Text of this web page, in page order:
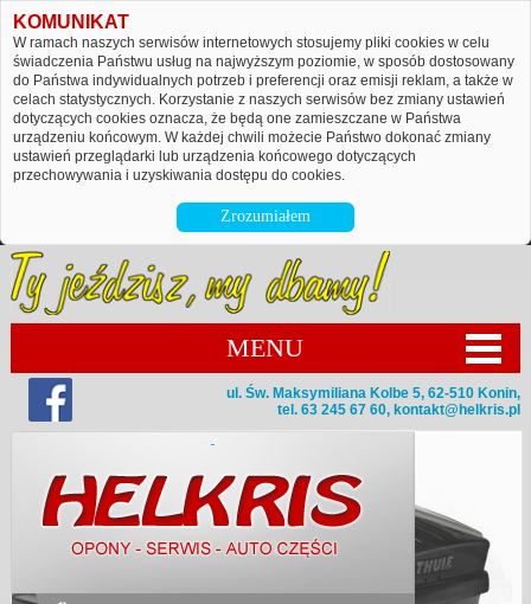
KOMUNIKAT
W ramach naszych serwisów internetowych stosujemy pliki cookies w celu
świadczenia Państwu usług na najwyższym poziomie, w sposób dostosowany
do Państwa indywidualnych potrzeb i preferencji oraz emisji reklam, a także w
celach statystycznych. Korzystanie z naszych serwisów bez zmiany ustawień
dotyczących cookies oznacza, że będą one zamieszczane w Państwa
urządzeniu końcowym. W każdej chwili możecie Państwo dokonać zmiany
ustawień przeglądarki lub urządzenia końcowego dotyczących
przechowywania i uzyskiwania dostępu do cookies.
Zrozumiałem
MENU
ul. Św. Maksymiliana Kolbe 5, 62-510 Konin,
tel. 63 245 67 60, kontakt@helkris.pl